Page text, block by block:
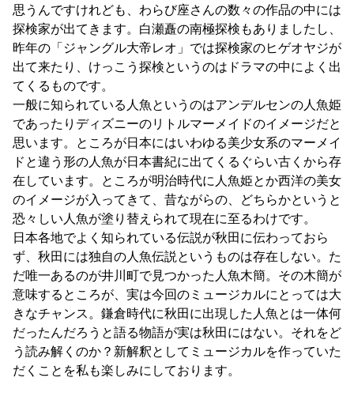
思うんですけれども、わらび座さんの数々の作品の中には
探検家が出てきます。白瀬矗の南極探検もありましたし、
昨年の「ジャングル大帝レオ」では探検家のヒゲオヤジが
出て来たり、けっこう探検というのはドラマの中によく出
てくるものです。
一般に知られている人魚というのはアンデルセンの人魚姫
であったりディズニーのリトルマーメイドのイメージだと
思います。ところが日本にはいわゆる美少女系のマーメイ
ドと違う形の人魚が日本書紀に出てくるぐらい古くから存
在しています。ところが明治時代に人魚姫とか西洋の美女
のイメージが入ってきて、昔ながらの、どちらかというと
恐々しい人魚が塗り替えられて現在に至るわけです。
日本各地でよく知られている伝説が秋田に伝わっておら
ず、秋田には独自の人魚伝説というものは存在しない。た
だ唯一あるのが井川町で見つかった人魚木簡。その木簡が
意味するところが、実は今回のミュージカルにとっては大
きなチャンス。鎌倉時代に秋田に出現した人魚とは一体何
だったんだろうと語る物語が実は秋田にはない。それをど
う読み解くのか？新解釈としてミュージカルを作っていた
だくことを私も楽しみにしております。